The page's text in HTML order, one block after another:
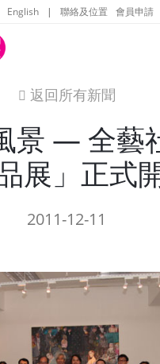
English | 聯絡及位置 會員申請
icon
返回所有新聞
景 — 全藝
展」正式
2011-12-11